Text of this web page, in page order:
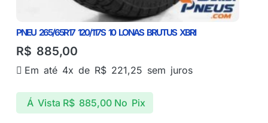
PNEU 265/65R17 120/117S 10 LONAS BRUTUS XBRI
R$ 885,00
Em até 4x de R$ 221,25 sem juros
Á Vista R$885,00 No Pix